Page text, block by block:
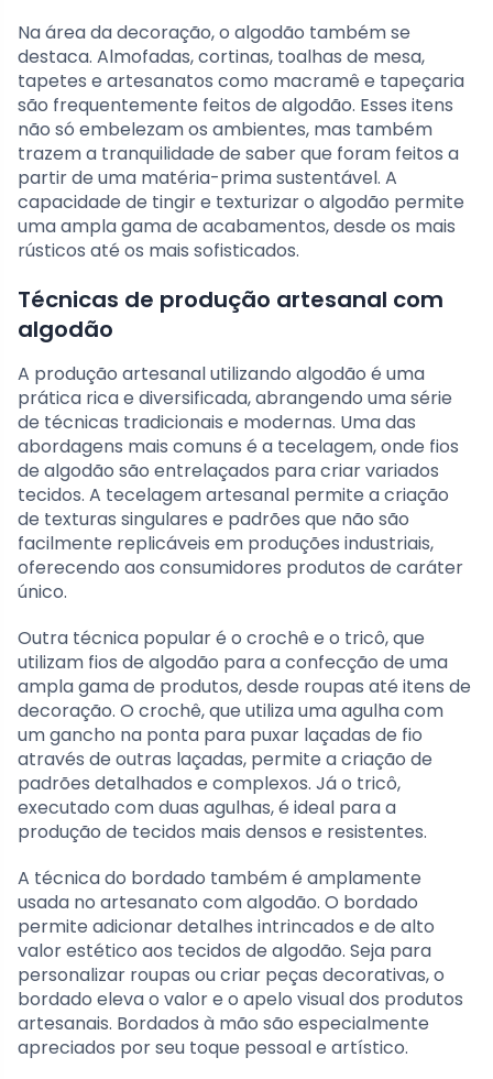
Na área da decoração, o algodão também se
destaca. Almofadas, cortinas, toalhas de mesa,
tapetes e artesanatos como macramê e tapeçaria
são frequentemente feitos de algodão. Esses itens
não só embelezam os ambientes, mas também
trazem a tranquilidade de saber que foram feitos a
partir de uma matéria-prima sustentável. A
capacidade de tingir e texturizar o algodão permite
uma ampla gama de acabamentos, desde os mais
rústicos até os mais sofisticados.
Técnicas de produção artesanal com
algodão
A produção artesanal utilizando algodão é uma
prática rica e diversificada, abrangendo uma série
de técnicas tradicionais e modernas. Uma das
abordagens mais comuns é a tecelagem, onde fios
de algodão são entrelaçados para criar variados
tecidos. A tecelagem artesanal permite a criação
de texturas singulares e padrões que não são
facilmente replicáveis em produções industriais,
oferecendo aos consumidores produtos de caráter
único.
Outra técnica popular é o crochê e o tricô, que
utilizam fios de algodão para a confecção de uma
ampla gama de produtos, desde roupas até itens de
decoração. O crochê, que utiliza uma agulha com
um gancho na ponta para puxar laçadas de fio
através de outras laçadas, permite a criação de
padrões detalhados e complexos. Já o tricô,
executado com duas agulhas, é ideal para a
produção de tecidos mais densos e resistentes.
A técnica do bordado também é amplamente
usada no artesanato com algodão. O bordado
permite adicionar detalhes intrincados e de alto
valor estético aos tecidos de algodão. Seja para
personalizar roupas ou criar peças decorativas, o
bordado eleva o valor e o apelo visual dos produtos
artesanais. Bordados à mão são especialmente
apreciados por seu toque pessoal e artístico.